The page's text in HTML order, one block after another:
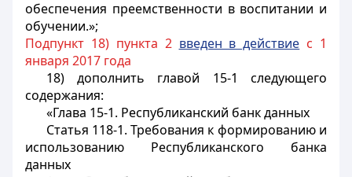
обеспечения преемственности в воспитании и
обучении.»;
Подпункт 18) пункта 2 введен в действие с 1
января 2017 года
18) дополнить главой 15-1 следующего
содержания:
«Глава 15-1. Республиканский банк данных
Статья 118-1. Требования к формированию и
использованию Республиканского банка
данных